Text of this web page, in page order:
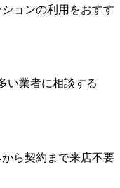
ョンの利用をおすす
い業者に相談する
ら契約まで来店不要